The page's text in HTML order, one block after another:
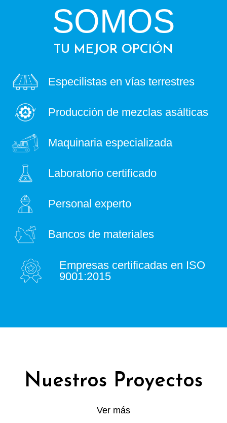
SOMOS
TU MEJOR OPCIÓN
Especilistas en vías terrestres
Producción de mezclas asálticas
Maquinaria especializada
Laboratorio certificado
Personal experto
Bancos de materiales
Empresas certificadas en ISO
9001:2015
Nuestros Proyectos
Ver más